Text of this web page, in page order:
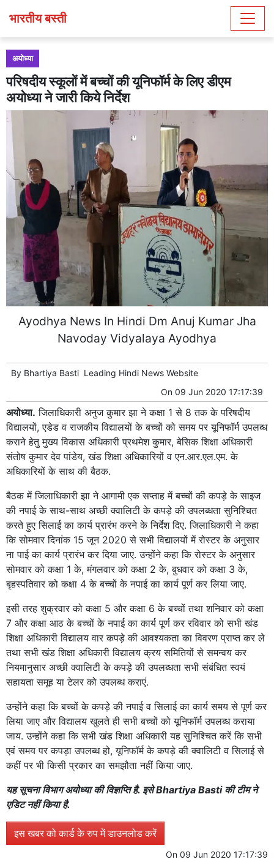
भारतीय बस्ती
अयोध्या
परिषदीय स्कूलों में बच्चों की यूनिफॉर्म के लिए डीएम
अयोध्या ने जारी किये निर्देश
Ayodhya News In Hindi Dm Anuj Kumar Jha
Navoday Vidyalaya Ayodhya
By Bhartiya Basti Leading Hindi News Website
On 09 Jun 2020 17:17:39
अयोध्या. जिलाधिकारी अनुज कुमार झा ने कक्षा 1 से 8 तक के परिषदीय
विद्यालयों, एडेड व राजकीय विद्यालयों के बच्चों को समय पर यूनिफॉर्म उपलब्ध
कराने हेतु मुख्य विकास अधिकारी प्रथमेश कुमार, बेसिक शिक्षा अधिकारी
संतोष कुमार देव पांडेय, खंड शिक्षा अधिकारियों व एन.आर.एल.एम. के
अधिकारियों के साथ की बैठक.
बैठक में जिलाधिकारी झा ने आगामी एक सप्ताह में बच्चों की कपड़े के साइज
की नपाई के साथ-साथ अच्छी क्वालिटी के कपड़े की उपलब्धता सुनिश्चित
करते हुए सिलाई का कार्य प्रारंभ करने के निर्देश दिए. जिलाधिकारी ने कहा
कि सोमवार दिनांक 15 जून 2020 से सभी विद्यालयों में रोस्टर के अनुसार
ना पाई का कार्य प्रारंभ कर दिया जाए. उन्होंने कहा कि रोस्टर के अनुसार
सोमवार को कक्षा 1 के, मंगलवार को कक्षा 2 के, बुधवार को कक्षा 3 के,
बृहस्पतिवार को कक्षा 4 के बच्चों के नपाई का कार्य पूर्ण कर लिया जाए.
इसी तरह शुक्रवार को कक्षा 5 और कक्षा 6 के बच्चों तथा शनिवार को कक्षा
7 और कक्षा आठ के बच्चों के नपाई का कार्य पूर्ण कर रविवार को सभी खंड
शिक्षा अधिकारी विद्यालय वार कपड़े की आवश्यकता का विवरण प्राप्त कर ले
तथा सभी खंड शिक्षा अधिकारी विद्यालय क्रय समितियों से समन्वय कर
नियमानुसार अच्छी क्वालिटी के कपड़े की उपलब्धता सभी संबंधित स्वयं
सहायता समूह या टेलर को उपलब्ध कराएं.
उन्होंने कहा कि बच्चों के कपड़े की नपाई व सिलाई का कार्य समय से पूर्ण कर
लिया जाए और विद्यालय खुलते ही सभी बच्चों को यूनिफॉर्म उपलब्ध कराया
जाय. उन्होंने कहा कि सभी खंड शिक्षा अधिकारी यह सुनिश्चित करें कि सभी
एवं समय पर कपड़ा उपलब्ध हो, यूनिफॉर्म के कपड़े की क्वालिटी व सिलाई से
कहीं पर भी किसी प्रकार का समझौता नहीं किया जाए.
यह सूचना विभाग अयोध्या की विज्ञप्ति है. इसे Bhartiya Basti की टीम ने
एडिट नहीं किया है.
इस खबर को कार्ड के रुप में डाउनलोड करें
On 09 Jun 2020 17:17:39